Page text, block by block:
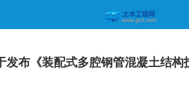
发布《装配式多腔钢管混凝土结构